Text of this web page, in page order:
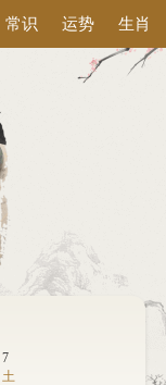
常识 运势 生肖
土